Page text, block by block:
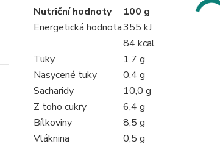
Nutriční hodnoty
100 g
Energetická hodnota355 kJ
84 kcal
Tuky
1,7 g
Nasycené tuky
0,4 g
Sacharidy
10,0 g
Z toho cukry
6,4 g
Bílkoviny
8,5 g
Vláknina
0,5 g